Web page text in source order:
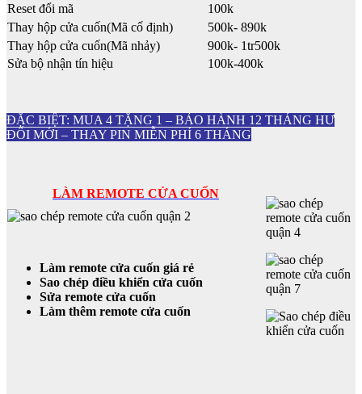
Reset đổi mã
100k
Thay hộp cửa cuốn(Mã cố định)
500k- 890k
Thay hộp cửa cuốn(Mã nhảy)
900k- 1tr500k
Sửa bộ nhận tín hiệu
100k-400k
ĐẶC BIỆT: MUA 4 TẶNG 1 – BẢO HÀNH 12 THÁNG HƯ
ĐỔI MỚI – THAY PIN MIỄN PHÍ 6 THÁNG
LÀM REMOTE CỬA CUỐN
Làm remote cửa cuốn giá rẻ
Sao chép điều khiển cửa cuốn
Sửa remote cửa cuốn
Làm thêm remote cửa cuốn